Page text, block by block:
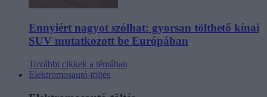
Ennyiért nagyot szólhat: gyorsan tölthető kínai
SUV mutatkozott be Európában
További cikkek a témában
Elektromosautó-töltés